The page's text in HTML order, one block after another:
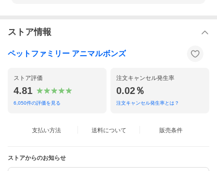
ストア情報
ペットファミリー アニマルボンズ
ストア評価
4.81
6,050件の評価を見る
注文キャンセル発生率
0.02％
注文キャンセル発生率とは？
支払い方法 送料について 販売条件
ストアからのお知らせ